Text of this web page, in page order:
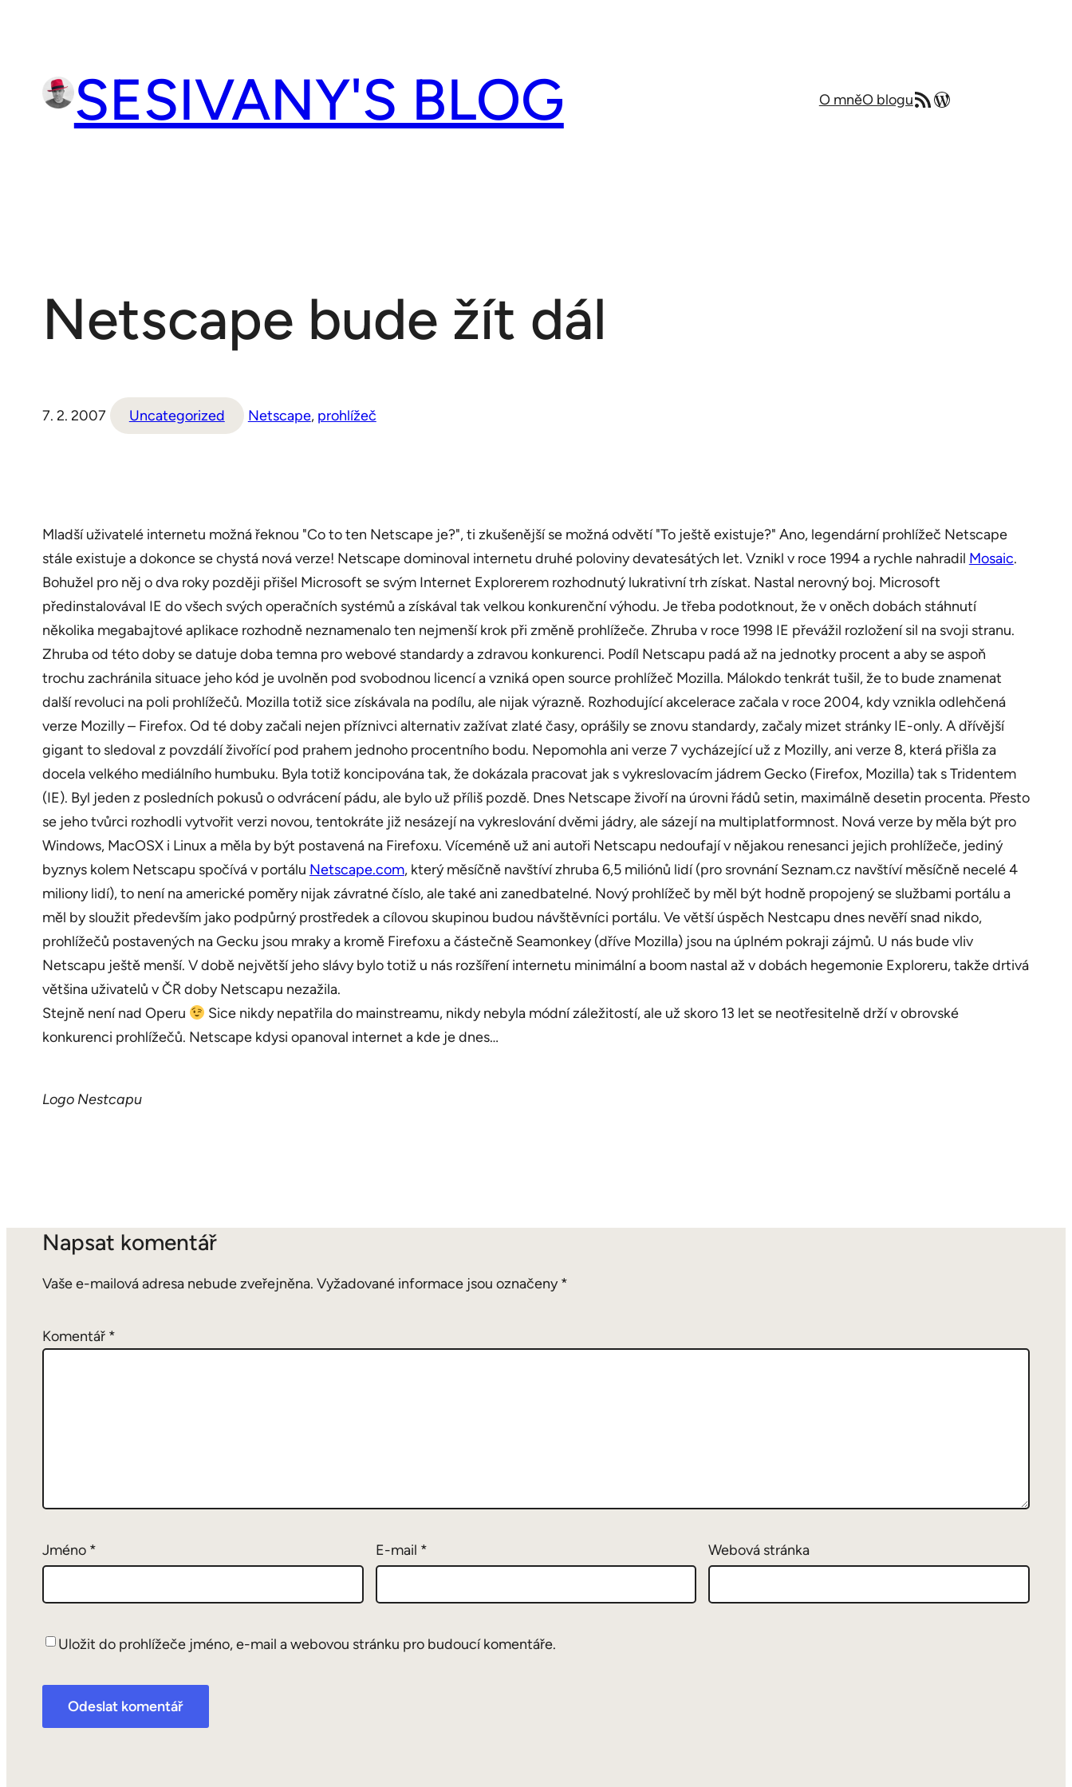
SESIVANY'S BLOG O mněO bloguRSS zdrojMůj blog v angličtině
Netscape bude žít dál
7. 2. 2007 Uncategorized Netscape, prohlížeč
Mladší uživatelé internetu možná řeknou "Co to ten Netscape je?", ti zkušenější se možná odvětí "To ještě existuje?" Ano, legendární prohlížeč Netscape
stále existuje a dokonce se chystá nová verze! Netscape dominoval internetu druhé poloviny devatesátých let. Vznikl v roce 1994 a rychle nahradil Mosaic.
Bohužel pro něj o dva roky později přišel Microsoft se svým Internet Explorerem rozhodnutý lukrativní trh získat. Nastal nerovný boj. Microsoft
předinstalovával IE do všech svých operačních systémů a získával tak velkou konkurenční výhodu. Je třeba podotknout, že v oněch dobách stáhnutí
několika megabajtové aplikace rozhodně neznamenalo ten nejmenší krok při změně prohlížeče. Zhruba v roce 1998 IE převážil rozložení sil na svoji stranu.
Zhruba od této doby se datuje doba temna pro webové standardy a zdravou konkurenci. Podíl Netscapu padá až na jednotky procent a aby se aspoň
trochu zachránila situace jeho kód je uvolněn pod svobodnou licencí a vzniká open source prohlížeč Mozilla. Málokdo tenkrát tušil, že to bude znamenat
další revoluci na poli prohlížečů. Mozilla totiž sice získávala na podílu, ale nijak výrazně. Rozhodující akcelerace začala v roce 2004, kdy vznikla odlehčená
verze Mozilly – Firefox. Od té doby začali nejen příznivci alternativ zažívat zlaté časy, oprášily se znovu standardy, začaly mizet stránky IE-only. A dřívější
gigant to sledoval z povzdálí živořící pod prahem jednoho procentního bodu. Nepomohla ani verze 7 vycházející už z Mozilly, ani verze 8, která přišla za
docela velkého mediálního humbuku. Byla totiž koncipována tak, že dokázala pracovat jak s vykreslovacím jádrem Gecko (Firefox, Mozilla) tak s Tridentem
(IE). Byl jeden z posledních pokusů o odvrácení pádu, ale bylo už příliš pozdě. Dnes Netscape živoří na úrovni řádů setin, maximálně desetin procenta. Přesto
se jeho tvůrci rozhodli vytvořit verzi novou, tentokráte již nesázejí na vykreslování dvěmi jádry, ale sázejí na multiplatformnost. Nová verze by měla být pro
Windows, MacOSX i Linux a měla by být postavená na Firefoxu. Víceméně už ani autoři Netscapu nedoufají v nějakou renesanci jejich prohlížeče, jediný
byznys kolem Netscapu spočívá v portálu Netscape.com, který měsíčně navštíví zhruba 6,5 miliónů lidí (pro srovnání Seznam.cz navštíví měsíčně necelé 4
miliony lidí), to není na americké poměry nijak závratné číslo, ale také ani zanedbatelné. Nový prohlížeč by měl být hodně propojený se službami portálu a
měl by sloužit především jako podpůrný prostředek a cílovou skupinou budou návštěvníci portálu. Ve větší úspěch Nestcapu dnes nevěří snad nikdo,
prohlížečů postavených na Gecku jsou mraky a kromě Firefoxu a částečně Seamonkey (dříve Mozilla) jsou na úplném pokraji zájmů. U nás bude vliv
Netscapu ještě menší. V době největší jeho slávy bylo totiž u nás rozšíření internetu minimální a boom nastal až v dobách hegemonie Exploreru, takže drtivá
většina uživatelů v ČR doby Netscapu nezažila.
Stejně není nad Operu
Sice nikdy nepatřila do mainstreamu, nikdy nebyla módní záležitostí, ale už skoro 13 let se neotřesitelně drží v obrovské
konkurenci prohlížečů. Netscape kdysi opanoval internet a kde je dnes…
Logo Nestcapu
Napsat komentář
Vaše e-mailová adresa nebude zveřejněna. Vyžadované informace jsou označeny*
Komentář *
Jméno * E-mail * Webová stránka
Uložit do prohlížeče jméno, e-mail a webovou stránku pro budoucí komentáře.